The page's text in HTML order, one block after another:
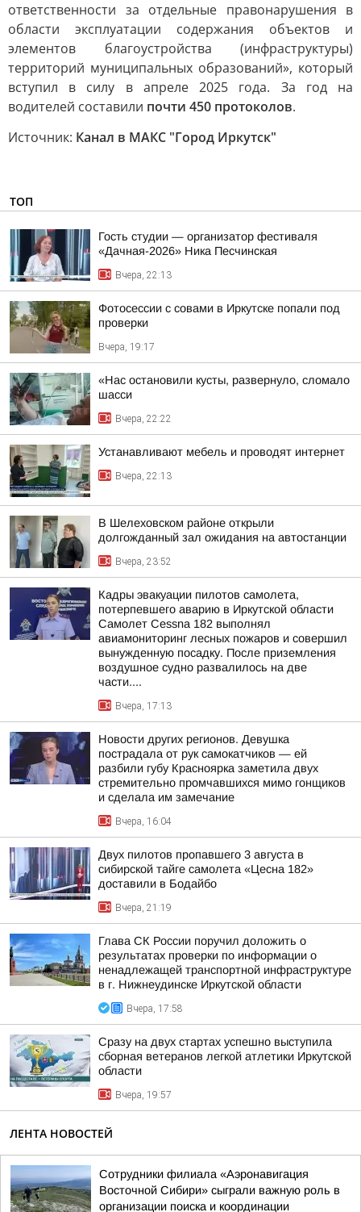
ответственности за отдельные правонарушения в
области эксплуатации содержания объектов и
элементов благоустройства (инфраструктуры)
территорий муниципальных образований», который
вступил в силу в апреле 2025 года. За год на
водителей составили почти 450 протоколов.
Источник: Канал в МАКС "Город Иркутск"
ТОП
Гость студии — организатор фестиваля
«Дачная-2026» Ника Песчинская
Вчера, 22:13
Фотосессии с совами в Иркутске попали под
проверки
Вчера, 19:17
«Нас остановили кусты, развернуло, сломало
шасси
Вчера, 22:22
Устанавливают мебель и проводят интернет
Вчера, 22:13
В Шелеховском районе открыли
долгожданный зал ожидания на автостанции
Вчера, 23:52
Кадры эвакуации пилотов самолета,
потерпевшего аварию в Иркутской области
Самолет Cessna 182 выполнял
авиамониторинг лесных пожаров и совершил
вынужденную посадку. После приземления
воздушное судно развалилось на две
части....
Вчера, 17:13
Новости других регионов. Девушка
пострадала от рук самокатчиков — ей
разбили губу Красноярка заметила двух
стремительно промчавшихся мимо гонщиков
и сделала им замечание
Вчера, 16:04
Двух пилотов пропавшего 3 августа в
сибирской тайге самолета «Цесна 182»
доставили в Бодайбо
Вчера, 21:19
Глава СК России поручил доложить о
результатах проверки по информации о
ненадлежащей транспортной инфраструктуре
в г. Нижнеудинске Иркутской области
Вчера, 17:58
Сразу на двух стартах успешно выступила
сборная ветеранов легкой атлетики Иркутской
области
Вчера, 19:57
ЛЕНТА НОВОСТЕЙ
Сотрудники филиала «Аэронавигация
Восточной Сибири» сыграли важную роль в
организации поиска и координации